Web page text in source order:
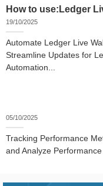
How to use:Ledger
19/10/2025
Automate Ledger Live
Streamline Updates for
Automation...
05/10/2025
Tracking Performance
and Analyze